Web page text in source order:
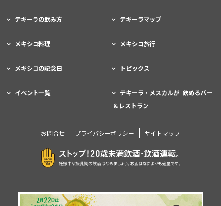
テキーラの飲み方 テキーラマップ
メキシコ料理 メキシコ旅行
メキシコの記念日 トピックス
イベント一覧
テキーラ・メスカルが 飲めるバー
＆レストラン
お問合せ プライバシーポリシー サイトマップ